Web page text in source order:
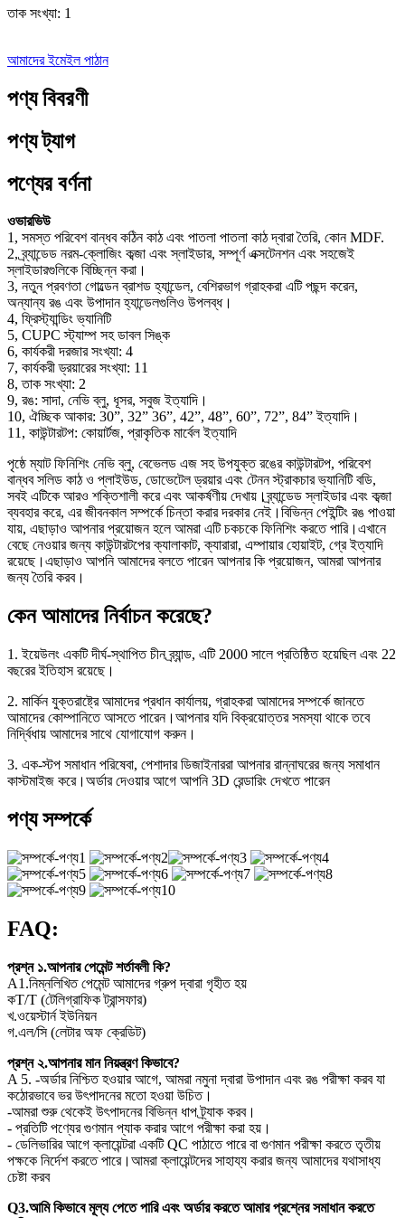
তাক সংখ্যা: 1
আমাদের ইমেইল পাঠান
পণ্য বিবরণী
পণ্য ট্যাগ
পণ্যের বর্ণনা
ওভারভিউ
1, সমস্ত পরিবেশ বান্ধব কঠিন কাঠ এবং পাতলা পাতলা কাঠ দ্বারা তৈরি, কোন MDF.
2, ব্র্যান্ডেড নরম-ক্লোজিং কব্জা এবং স্লাইডার, সম্পূর্ণ এক্সটেনশন এবং সহজেই
স্লাইডারগুলিকে বিচ্ছিন্ন করা।
3, নতুন প্রবণতা গোল্ডেন ব্রাশড হ্যান্ডেল, বেশিরভাগ গ্রাহকরা এটি পছন্দ করেন,
অন্যান্য রঙ এবং উপাদান হ্যান্ডেলগুলিও উপলব্ধ।
4, ফ্রিস্ট্যান্ডিং ভ্যানিটি
5, CUPC স্ট্যাম্প সহ ডাবল সিঙ্ক
6, কার্যকরী দরজার সংখ্যা: 4
7, কার্যকরী ড্রয়ারের সংখ্যা: 11
8, তাক সংখ্যা: 2
9, রঙ: সাদা, নেভি ব্লু, ধূসর, সবুজ ইত্যাদি।
10, ঐচ্ছিক আকার: 30”, 32” 36”, 42”, 48”, 60”, 72”, 84” ইত্যাদি।
11, কাউন্টারটপ: কোয়ার্টজ, প্রাকৃতিক মার্বেল ইত্যাদি
পৃষ্ঠে ম্যাট ফিনিশিং নেভি ব্লু, বেভেলড এজ সহ উপযুক্ত রঙের কাউন্টারটপ, পরিবেশ
বান্ধব সলিড কাঠ ও প্লাইউড, ডোভেটেল ড্রয়ার এবং টেনন স্ট্রাকচার ভ্যানিটি বডি,
সবই এটিকে আরও শক্তিশালী করে এবং আকর্ষণীয় দেখায়।ব্র্যান্ডেড স্লাইডার এবং কব্জা
ব্যবহার করে, এর জীবনকাল সম্পর্কে চিন্তা করার দরকার নেই।বিভিন্ন পেইন্টিং রঙ পাওয়া
যায়, এছাড়াও আপনার প্রয়োজন হলে আমরা এটি চকচকে ফিনিশিং করতে পারি।এখানে
বেছে নেওয়ার জন্য কাউন্টারটপের ক্যালাকাট, ক্যারারা, এম্পায়ার হোয়াইট, গ্রে ইত্যাদি
রয়েছে।এছাড়াও আপনি আমাদের বলতে পারেন আপনার কি প্রয়োজন, আমরা আপনার
জন্য তৈরি করব।
কেন আমাদের নির্বাচন করেছে?
1. ইয়েউলং একটি দীর্ঘ-স্থাপিত চীন ব্র্যান্ড, এটি 2000 সালে প্রতিষ্ঠিত হয়েছিল এবং 22
বছরের ইতিহাস রয়েছে।
2. মার্কিন যুক্তরাষ্ট্রে আমাদের প্রধান কার্যালয়, গ্রাহকরা আমাদের সম্পর্কে জানতে
আমাদের কোম্পানিতে আসতে পারেন।আপনার যদি বিক্রয়োত্তর সমস্যা থাকে তবে
নির্দ্বিধায় আমাদের সাথে যোগাযোগ করুন।
3. এক-স্টপ সমাধান পরিষেবা, পেশাদার ডিজাইনাররা আপনার রান্নাঘরের জন্য সমাধান
কাস্টমাইজ করে।অর্ডার দেওয়ার আগে আপনি 3D রেন্ডারিং দেখতে পারেন
পণ্য সম্পর্কে
FAQ:
প্রশ্ন ১.আপনার পেমেন্ট শর্তাবলী কি?
A1.নিম্নলিখিত পেমেন্ট আমাদের গ্রুপ দ্বারা গৃহীত হয়
কT/T (টেলিগ্রাফিক ট্রান্সফার)
খ.ওয়েস্টার্ন ইউনিয়ন
গ.এল/সি (লেটার অফ ক্রেডিট)
প্রশ্ন ২.আপনার মান নিয়ন্ত্রণ কিভাবে?
A 5. -অর্ডার নিশ্চিত হওয়ার আগে, আমরা নমুনা দ্বারা উপাদান এবং রঙ পরীক্ষা করব যা
কঠোরভাবে ভর উৎপাদনের মতো হওয়া উচিত।
-আমরা শুরু থেকেই উৎপাদনের বিভিন্ন ধাপ ট্র্যাক করব।
- প্রতিটি পণ্যের গুণমান প্যাক করার আগে পরীক্ষা করা হয়।
- ডেলিভারির আগে ক্লায়েন্টরা একটি QC পাঠাতে পারে বা গুণমান পরীক্ষা করতে তৃতীয়
পক্ষকে নির্দেশ করতে পারে।আমরা ক্লায়েন্টদের সাহায্য করার জন্য আমাদের যথাসাধ্য
চেষ্টা করব
Q3.আমি কিভাবে মূল্য পেতে পারি এবং অর্ডার করতে আমার প্রশ্নের সমাধান করতে